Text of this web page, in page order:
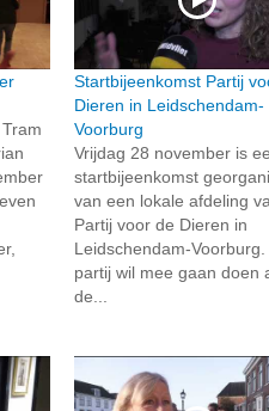
Startbijeenkomst Partij
Dieren in Leidschendam-
Voorburg
Vrijdag 28 november is
startbijeenkomst
van een lokale afdeling
Partij voor de Dieren in
Leidschendam-Voorburg.
partij wil mee gaan doen
de...